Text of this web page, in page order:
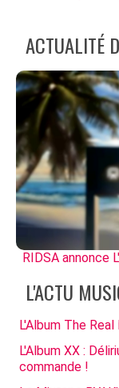
ACTUALITÉ
RIDSA annonce
L'ACTU
L'Album The
L'Album XX :
commande !